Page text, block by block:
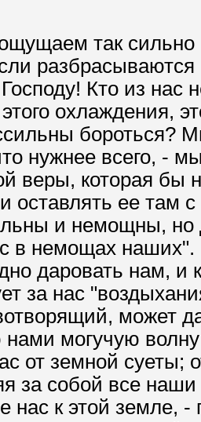
так
Кто из нас
охлаждения,
бороться?
нужнее всего, -
веры, которая бы
оставлять ее там
и немощны, но
в немощах
даровать нам,
за нас
может
могучую
от земной суеты;
за собой все наши
нас к этой земле,